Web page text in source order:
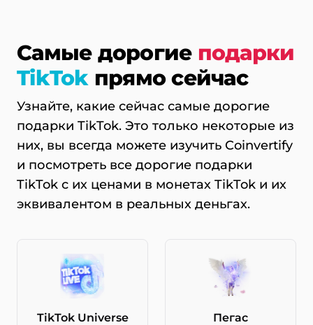
Самые дорогие подарки
TikTokпрямо сейчас
Узнайте, какие сейчас самые дорогие
подарки TikTok. Это только некоторые из
них, вы всегда можете изучить Coinvertify
и посмотреть все дорогие подарки
TikTok с их ценами в монетах TikTok и их
эквивалентом в реальных деньгах.
TikTok Universe Пегас